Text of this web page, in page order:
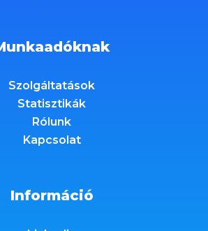
Szolgáltatások
Statisztikák
Rólunk
Kapcsolat
Információ